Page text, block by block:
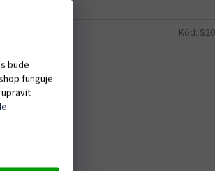
bude
funguje
.
Kód: